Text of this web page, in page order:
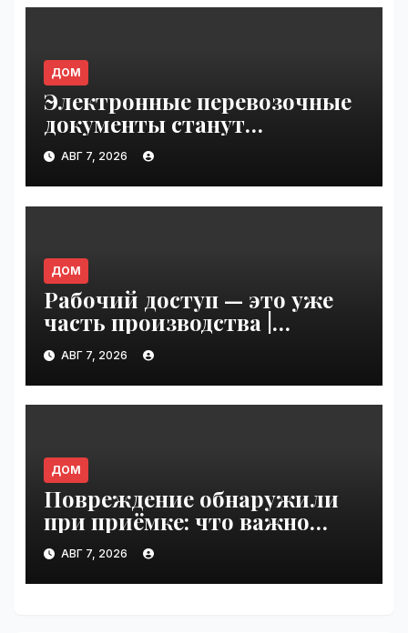
ДОМ
Электронные перевозочные
документы станут
обязательными с сентября
2026 года: готов ли рынок к
переходу | VseTime.ru
АВГ 7, 2026
ДОМ
Рабочий доступ — это уже
часть производства |
VseTime.ru
АВГ 7, 2026
ДОМ
Повреждение обнаружили
при приёмке: что важно
зафиксировать сразу |
VseTime.ru
АВГ 7, 2026